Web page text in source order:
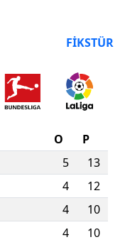
FIKSTÜR
O P
5 13
4 12
4 10
4 10